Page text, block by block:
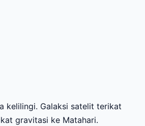
kelilingi. Galaksi satelit terikat
gravitasi ke Matahari.